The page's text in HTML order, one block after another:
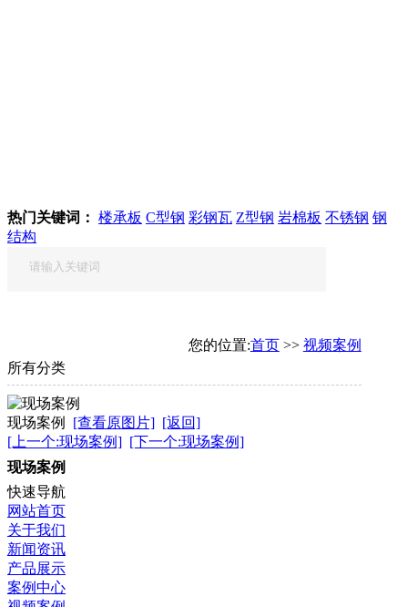
热门关键词： 楼承板 C型钢 彩钢瓦 Z型钢 岩棉板 不锈钢 钢
结构
您的位置:首页 >> 视频案例
所有分类
现场案例 [查看原图片]
[返回]
[上一个:现场案例]
[下一个:现场案例]
现场案例
快速导航
网站首页
关于我们
新闻资讯
产品展示
案例中心